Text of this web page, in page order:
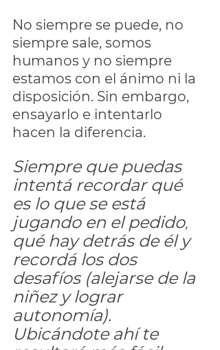
No siempre se puede, no
siempre sale, somos
humanos y no siempre
estamos con el ánimo ni la
disposición. Sin embargo,
ensayarlo e intentarlo
hacen la diferencia.
Siempre que puedas
intentá recordar qué
es lo que se está
jugando en el pedido,
qué hay detrás de él y
recordá los dos
desafíos (alejarse de la
niñez y lograr
autonomía).
Ubicándote ahí te